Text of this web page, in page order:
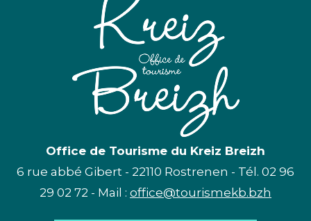
Office de Tourisme du Kreiz Breizh
6 rue abbé Gibert - 22110 Rostrenen - Tél. 02 96
29 02 72 - Mail : office@tourismekb.bzh